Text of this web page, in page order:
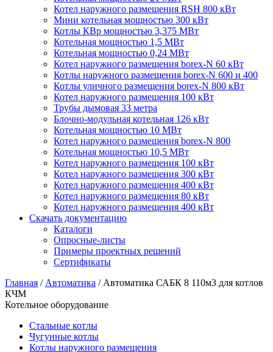
Котел наружного размещения RSH 800 кВт
Мини котельная мощностью 300 кВт
Котлы КВр мощностью 3,375 МВт
Котельная мощностью 1,5 МВт
Котельная мощностью 0,24 МВт
Котел наружного размещения borex-N 60 кВт
Котлы наружного размещения borex-N 600 и 400
Котлы уличного размещения borex-N 800 кВт
Котел наружного размещения 100 кВт
Трубы дымовая 33 метра
Блочно-модульная котельная 126 кВт
Котельная мощностью 10 МВт
Котел наружного размещения borex-N 800
Котельная мощностью 10,5 МВт
Котел наружного размещения 100 кВт
Котел наружного размещения 300 кВт
Котел наружного размещения 400 кВт
Котел наружного размещения 80 кВт
Котел наружного размещения 400 кВт
Скачать документацию
Каталоги
Опросные-листы
Примеры проектных решений
Сертификаты
Главная / Автоматика / Автоматика САБК 8 110м3 для котлов
КЧМ
Котельное оборудование
Стальные котлы
Чугунные котлы
Котлы наружного размещения